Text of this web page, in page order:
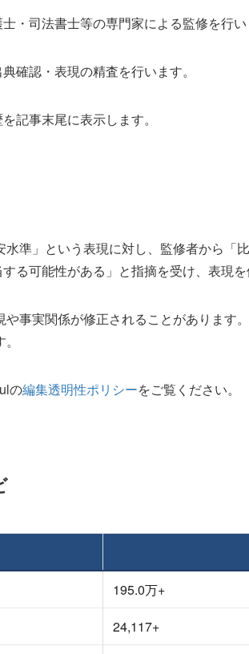
・司法書士等の専門家による監修を行い
確認・表現の精査を行います。
記事末尾に表示します。
準」という表現に対し、監修者から「
る可能性がある」と指摘を受け、表現を
事実関係が修正されることがあります
の編集透明性ポリシーをご覧ください。
195.0万+
24,117+